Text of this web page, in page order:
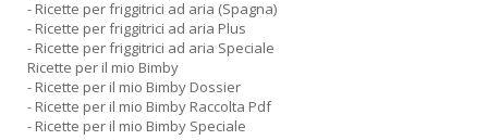
- Ricette per friggitrici ad aria (Spagna)
- Ricette per friggitrici ad aria Plus
- Ricette per friggitrici ad aria Speciale
Ricette per il mio Bimby
- Ricette per il mio Bimby Dossier
- Ricette per il mio Bimby Raccolta Pdf
- Ricette per il mio Bimby Speciale